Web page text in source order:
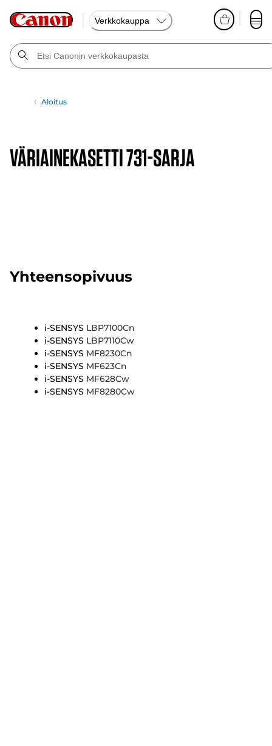
Verkkokauppa
Aloitus
VÄRIAINEKASETTI 731-SARJA
Yhteensopivuus
i-SENSYS LBP7100Cn
i-SENSYS LBP7110Cw
i-SENSYS MF8230Cn
i-SENSYS MF623Cn
i-SENSYS MF628Cw
i-SENSYS MF8280Cw